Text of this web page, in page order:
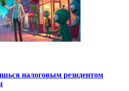
налоговым резидентом